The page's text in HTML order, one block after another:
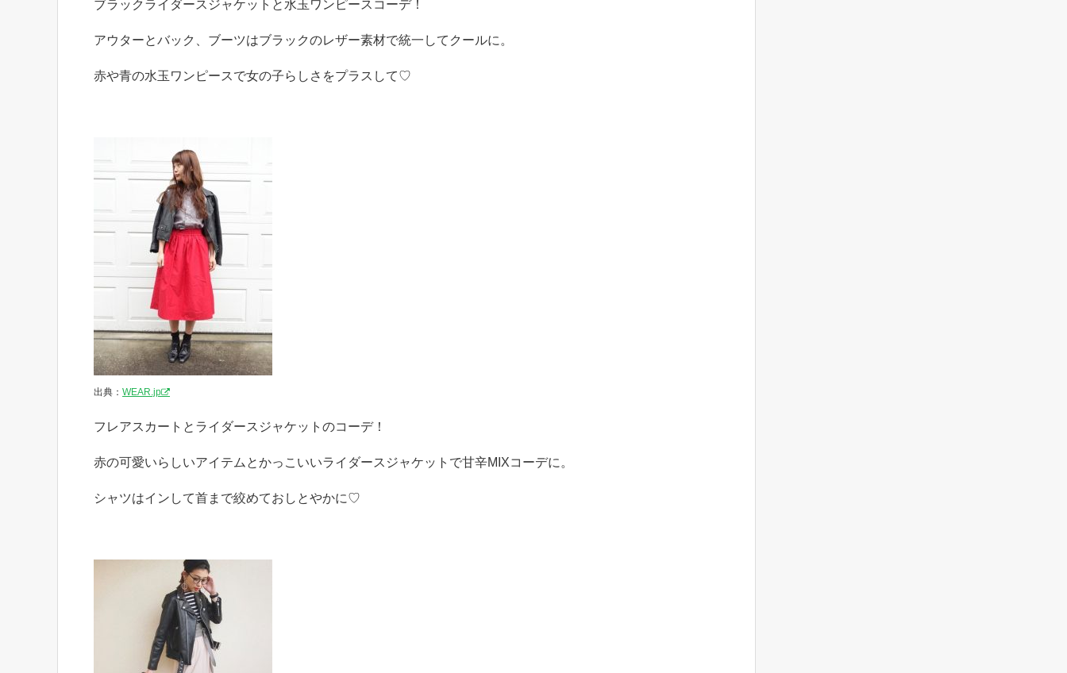
ブラックライダースジャケットと水玉ワンピースコーデ！
アウターとバック、ブーツはブラックのレザー素材で統一してクールに。
赤や青の水玉ワンピースで女の子らしさをプラスして♡
出典： WEAR.jp
フレアスカートとライダースジャケットのコーデ！
赤の可愛いらしいアイテムとかっこいいライダースジャケットで甘辛MIXコーデに。
シャツはインして首まで絞めておしとやかに♡